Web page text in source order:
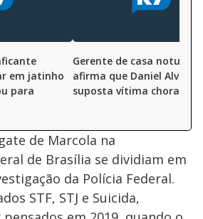
em jatinho
para
Gerente de casa noturna
afirma que Daniel Alves
suposta vítima chorando
de Marcola na
de Brasília se dividiam em
da Polícia Federal.
STF, STJ e Suicida,